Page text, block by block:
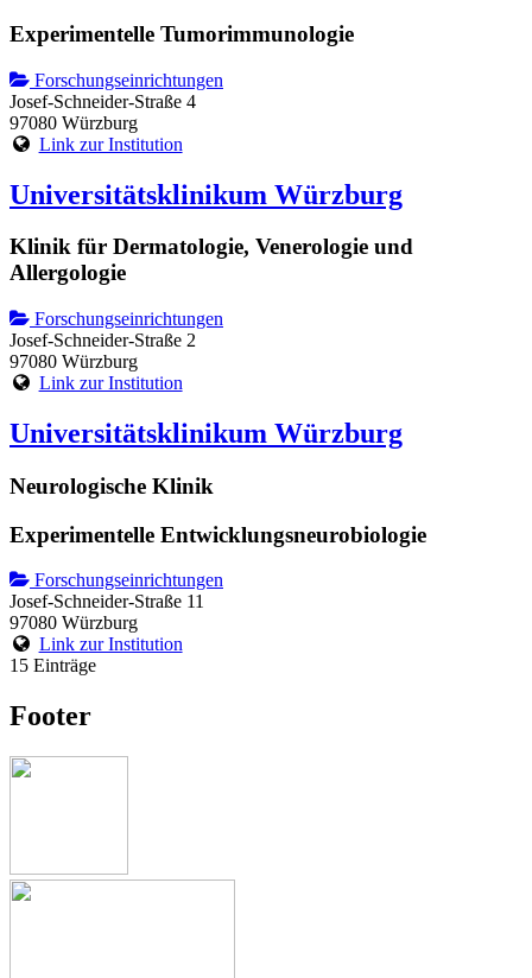
Experimentelle Tumorimmunologie
Forschungseinrichtungen
Josef-Schneider-Straße 4
97080 Würzburg
Link zur Institution
Universitätsklinikum Würzburg
Klinik für Dermatologie, Venerologie und
Allergologie
Forschungseinrichtungen
Josef-Schneider-Straße 2
97080 Würzburg
Link zur Institution
Universitätsklinikum Würzburg
Neurologische Klinik
Experimentelle Entwicklungsneurobiologie
Forschungseinrichtungen
Josef-Schneider-Straße 11
97080 Würzburg
Link zur Institution
15 Einträge
Footer